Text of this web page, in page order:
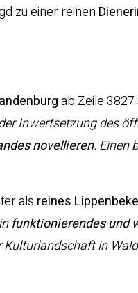
zu einer reinen
ab Zeile
Inwertsetzung des
novellieren. Einen
als reines
funktionierendes und
in Wald